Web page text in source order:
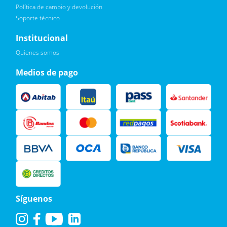
Leí, soy consciente de las condiciones para el tratamiento de
mis datos personales y doy mi consentimiento, tal y como se
Política de cambio y devolución
Soporte técnico
Institucional
Quienes somos
Medios de pago
Síguenos